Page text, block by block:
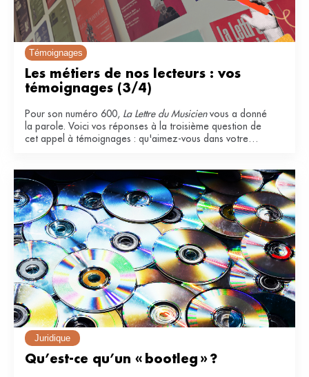
Témoignages
Les métiers de nos lecteurs : vos
témoignages (3/4)
Pour son numéro 600, La Lettre du Musicienvous a donné
la parole. Voici vos réponses à la troisième question de
cet appel à témoignages : qu'aimez-vous dans votre
Juridique
Qu’est-ce qu’un « bootleg » ?